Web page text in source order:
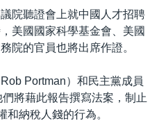
院聽證會上就中國人才招聘
美國國家科學基金會、美國
院的官員也將出席作證。
Portman）和民主黨成員
將藉此報告撰寫法案，制止
和納稅人錢的行為。